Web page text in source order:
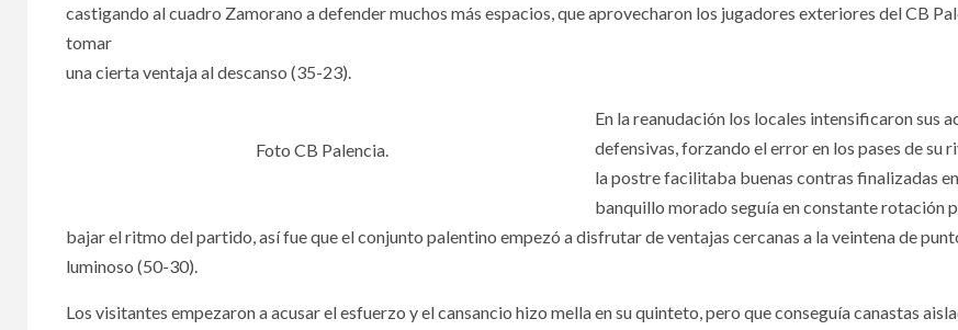
castigando al cuadro Zamorano a defender muchos más espacios, que aprovecharon los jugadores exteriores del CB
tomar
una cierta ventaja al descanso (35-23).
Foto CB Palencia.
En la reanudación los locales intensificaron sus
defensivas, forzando el error en los pases de su
la postre facilitaba buenas contras finalizadas
banquillo morado seguía en constante rotación
bajar el ritmo del partido, así fue que el conjunto palentino empezó a disfrutar de ventajas cercanas a la veintena de
luminoso (50-30).
Los visitantes empezaron a acusar el esfuerzo y el cansancio hizo mella en su quinteto, pero que conseguía canastas